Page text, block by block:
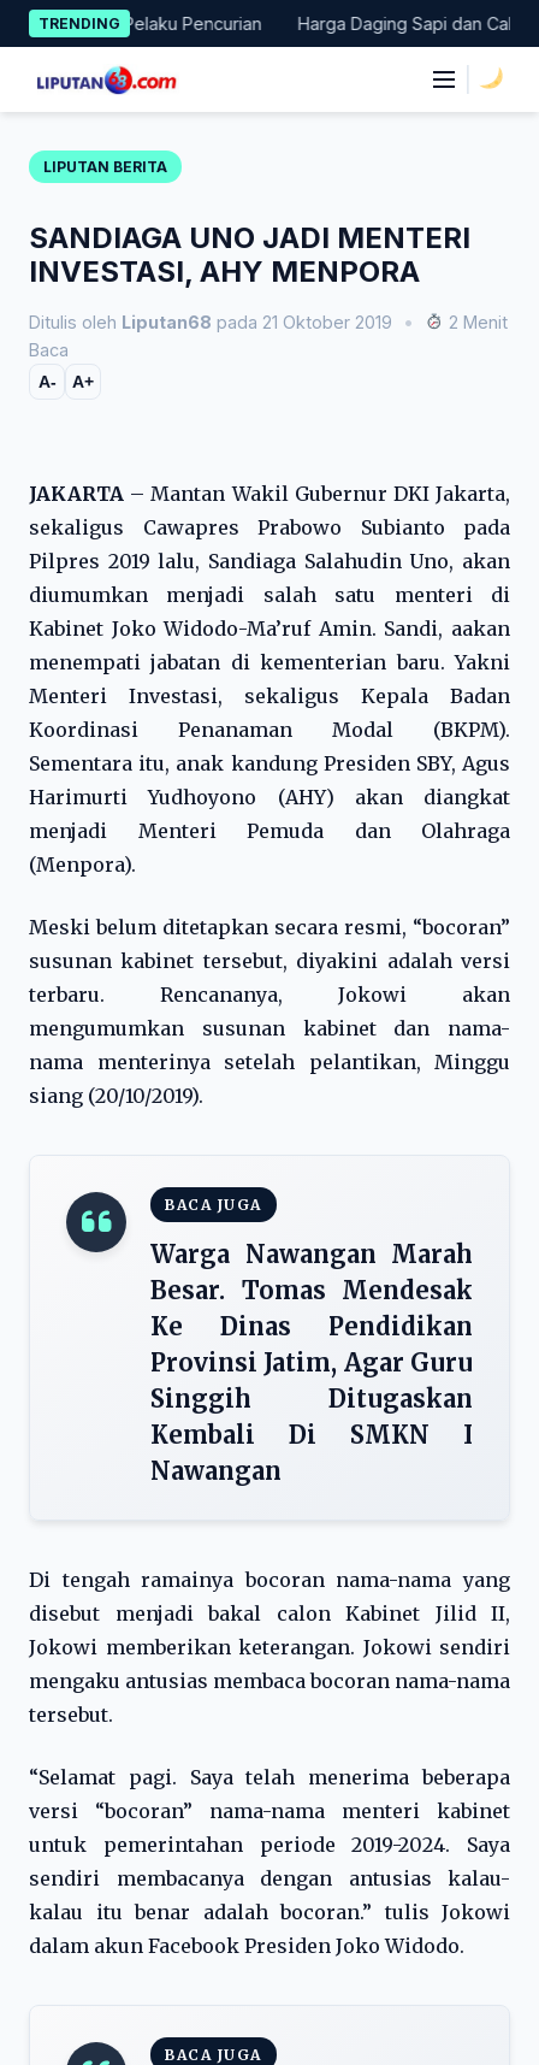
Skip
to
content
TRENDING
Pelaku Pencurian Harga Daging Sapi dan Cabai Naik,
LIPUTAN BERITA
SANDIAGA UNO JADI MENTERI
INVESTASI, AHY MENPORA
Ditulis oleh Liputan68 pada 21 Oktober 2019 •
2 Menit
Baca
A- A+
JAKARTA – Mantan Wakil Gubernur DKI Jakarta,
sekaligus Cawapres Prabowo Subianto pada
Pilpres 2019 lalu, Sandiaga Salahudin Uno, akan
diumumkan menjadi salah satu menteri di
Kabinet Joko Widodo-Ma’ruf Amin. Sandi, aakan
menempati jabatan di kementerian baru. Yakni
Menteri Investasi, sekaligus Kepala Badan
Koordinasi Penanaman Modal (BKPM).
Sementara itu, anak kandung Presiden SBY, Agus
Harimurti Yudhoyono (AHY) akan diangkat
menjadi Menteri Pemuda dan Olahraga
(Menpora).
Meski belum ditetapkan secara resmi, “bocoran”
susunan kabinet tersebut, diyakini adalah versi
terbaru. Rencananya, Jokowi akan
mengumumkan susunan kabinet dan nama-
nama menterinya setelah pelantikan, Minggu
siang (20/10/2019).
BACA JUGA
Warga Nawangan Marah
Besar. Tomas Mendesak
Ke Dinas Pendidikan
Provinsi Jatim, Agar Guru
Singgih Ditugaskan
Kembali Di SMKN I
Nawangan
Di tengah ramainya bocoran nama-nama yang
disebut menjadi bakal calon Kabinet Jilid II,
Jokowi memberikan keterangan. Jokowi sendiri
mengaku antusias membaca bocoran nama-nama
tersebut.
“Selamat pagi. Saya telah menerima beberapa
versi “bocoran” nama-nama menteri kabinet
untuk pemerintahan periode 2019-2024. Saya
sendiri membacanya dengan antusias kalau-
kalau itu benar adalah bocoran.” tulis Jokowi
dalam akun Facebook Presiden Joko Widodo.
BACA JUGA